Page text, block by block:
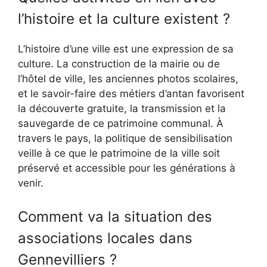
l’histoire et la culture existent ?
L’histoire d’une ville est une expression de sa
culture. La construction de la mairie ou de
l’hôtel de ville, les anciennes photos scolaires,
et le savoir-faire des métiers d’antan favorisent
la découverte gratuite, la transmission et la
sauvegarde de ce patrimoine communal. À
travers le pays, la politique de sensibilisation
veille à ce que le patrimoine de la ville soit
préservé et accessible pour les générations à
venir.
Comment va la situation des
associations locales dans
Gennevilliers ?